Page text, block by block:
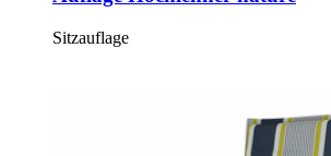
Sitzauflage